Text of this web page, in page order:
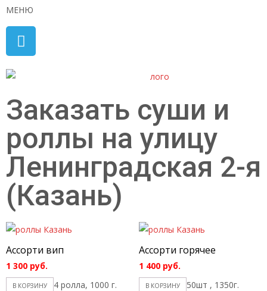
МЕНЮ
Заказать суши и
роллы на улицу
Ленинградская 2-я
(Казань)
Ассорти вип
1 300 руб.
В КОРЗИНУ 4 ролла, 1000 г.
Ассорти горячее
1 400 руб.
В КОРЗИНУ 50шт , 1350г.